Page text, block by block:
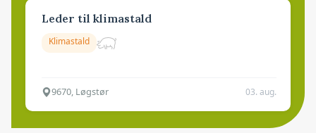
Leder til klimastald
Klimastald
9670, Løgstør 03. aug.